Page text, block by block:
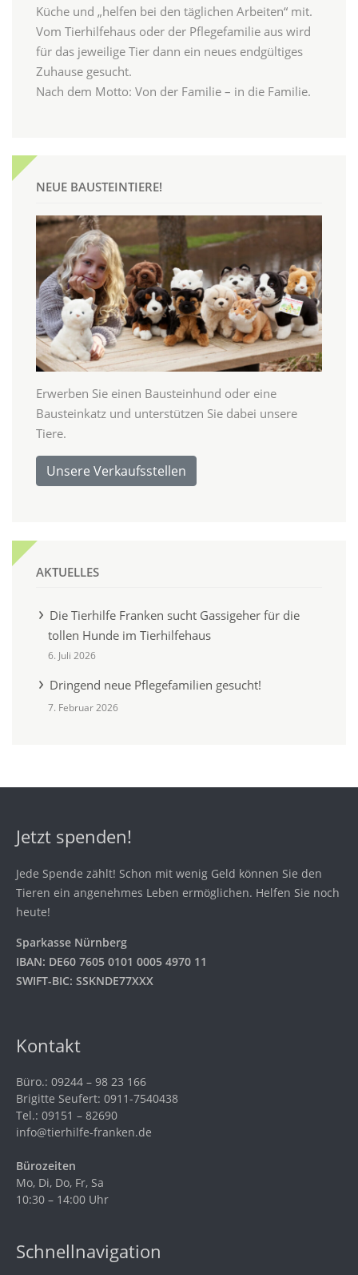
Küche und „helfen bei den täglichen Arbeiten“ mit.
Vom Tierhilfehaus oder der Pflegefamilie aus wird
für das jeweilige Tier dann ein neues endgültiges
Zuhause gesucht.
Nach dem Motto: Von der Familie – in die Familie.
NEUE BAUSTEINTIERE!
Erwerben Sie einen Bausteinhund oder eine
Bausteinkatz und unterstützen Sie dabei unsere
Tiere.
Unsere Verkaufsstellen
AKTUELLES
Die Tierhilfe Franken sucht Gassigeher für die
tollen Hunde im Tierhilfehaus
6. Juli 2026
Dringend neue Pflegefamilien gesucht!
7. Februar 2026
Jetzt spenden!
Jede Spende zählt! Schon mit wenig Geld können Sie den
Tieren ein angenehmes Leben ermöglichen. Helfen Sie noch
heute!
Sparkasse Nürnberg
IBAN: DE60 7605 0101 0005 4970 11
SWIFT-BIC: SSKNDE77XXX
Kontakt
Büro.: 09244 – 98 23 166
Brigitte Seufert: 0911-7540438
Tel.: 09151 – 82690
info@tierhilfe-franken.de
Bürozeiten
Mo, Di, Do, Fr, Sa
10:30 – 14:00 Uhr
Schnellnavigation